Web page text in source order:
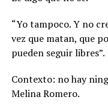
“Yo tampoco. Y no
vez que matan, que
pueden seguir libres”.
Contexto: no hay
Melina Romero.